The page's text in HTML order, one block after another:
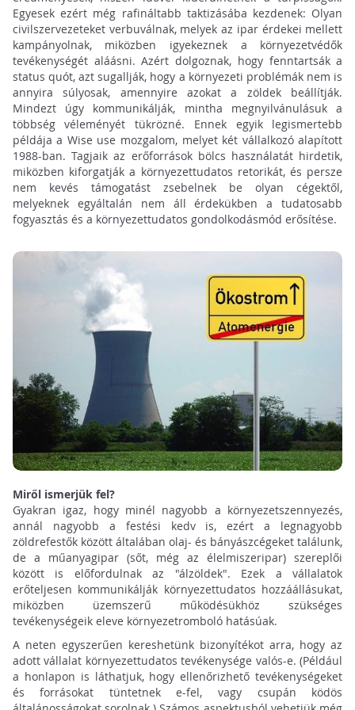
Egyesek ezért még rafináltabb taktizásába kezdenek: Olyan
civilszervezeteket verbuválnak, melyek az ipar érdekei mellett
kampányolnak, miközben igyekeznek a környezetvédők
tevékenységét aláásni. Azért dolgoznak, hogy fenntartsák a
status quót, azt sugallják, hogy a környezeti problémák nem is
annyira súlyosak, amennyire azokat a zöldek beállítják.
Mindezt úgy kommunikálják, mintha megnyilvánulásuk a
többség véleményét tükrözné. Ennek egyik legismertebb
példája a Wise use mozgalom, melyet két vállalkozó alapított
1988-ban. Tagjaik az erőforrások bölcs használatát hirdetik,
miközben kiforgatják a környezettudatos retorikát, és persze
nem kevés támogatást zsebelnek be olyan cégektől,
melyeknek egyáltalán nem áll érdekükben a tudatosabb
fogyasztás és a környezettudatos gondolkodásmód erősítése.
Miről ismerjük fel?
Gyakran igaz, hogy minél nagyobb a környezetszennyezés,
annál nagyobb a festési kedv is, ezért a legnagyobb
zöldrefestők között általában olaj- és bányászcégeket találunk,
de a műanyagipar (sőt, még az élelmiszeripar) szereplői
között is előfordulnak az "álzöldek". Ezek a vállalatok
erőteljesen kommunikálják környezettudatos hozzáállásukat,
miközben üzemszerű működésükhöz szükséges
tevékenységeik eleve környezetromboló hatásúak.
A neten egyszerűen kereshetünk bizonyítékot arra, hogy az
adott vállalat környezettudatos tevékenysége valós-e. (Például
a honlapon is láthatjuk, hogy ellenőrizhető tevékenységeket
és forrásokat tüntetnek e-fel, vagy csupán ködös